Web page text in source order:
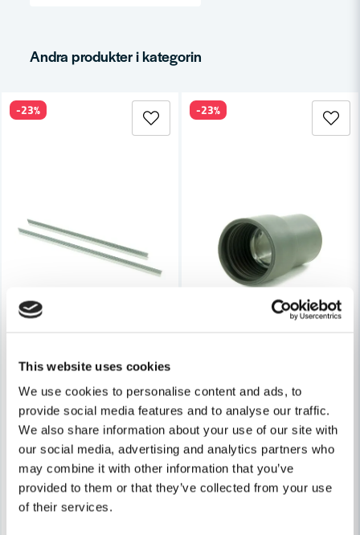
This website uses cookies
We use cookies to personalise content and ads, to
provide social media features and to analyse our traffic.
We also share information about your use of our site with
our social media, advertising and analytics partners who
may combine it with other information that you’ve
provided to them or that they’ve collected from your use
of their services.
Ja, ni får publicera min fråga
Skicka fråga
Andra produkter i kategorin
PULLMAN
Pullman Gummistrips (L=320/365)
239 kr
184 kr
Leveranstid ifrån leverantör ca
3-7 arbetsdagar
-23%
Pullman Ändhylsa till S13
310 kr
239 kr
-23%